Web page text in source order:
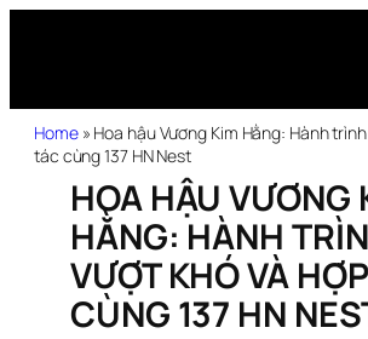
Home» Hoa hậu Vương Kim Hằng: Hành
tác cùng 137 HN Nest
HOA HẬU VƯƠNG
HẰNG: HÀNH
VƯỢT KHÓ VÀ
CÙNG 137 HN